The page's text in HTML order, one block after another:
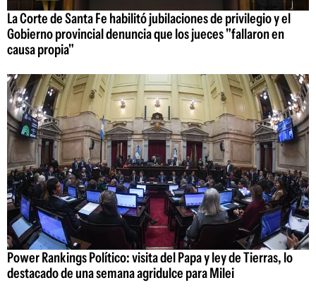
La Corte de Santa Fe habilitó jubilaciones de privilegio y el
Gobierno provincial denuncia que los jueces "fallaron en
causa propia"
Power Rankings Político: visita del Papa y ley de Tierras, lo
destacado de una semana agridulce para Milei